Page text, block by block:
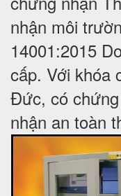
nhận môi
14001:2015
cấp. Với khóa
Đức, có
nhận an toàn